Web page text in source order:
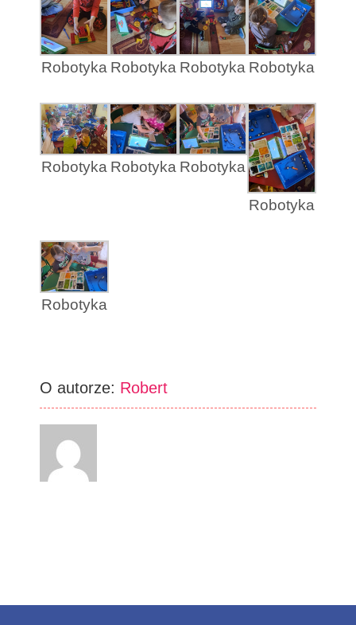
Robotyka Robotyka Robotyka Robotyka
Robotyka Robotyka Robotyka
Robotyka
Robotyka
O autorze: Robert